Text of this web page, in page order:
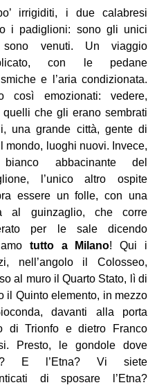
EUROPA
MEDIO ORIENTE
MONDO
in
Fb
tw
bsky
ms
SEARCH
irrigiditi, i due calabresi
i padiglioni: sono gli unici
venuti. Un viaggio
con le pedane
e l’aria condizionata.
così emozionati: vedere,
quelli che gli erano sembrati
una grande città, gente di
mondo, luoghi nuovi. Invece,
abbacinante del
l’unico altro ospite
essere un folle, con una
al guinzaglio, che corre
per le sale dicendo
tutto a Milano! Qui i
nell’angolo il Colosseo,
al muro il Quarto Stato, lì di
il Quinto elemento, in mezzo
davanti alla porta
di Trionfo e dietro Franco
Presto, le gondole dove
E l’Etna? Vi siete
di sposare l’Etna?